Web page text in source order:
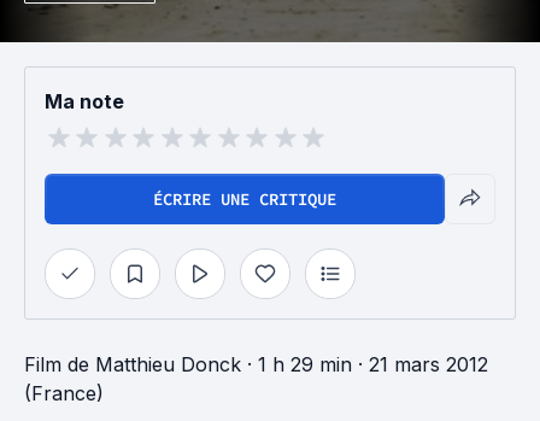
Ma note
ÉCRIRE UNE CRITIQUE
Film de Matthieu Donck · 1 h 29 min · 21 mars 2012
(France)